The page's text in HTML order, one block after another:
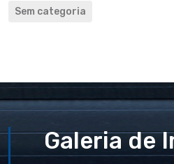
Sem categoria
Galeria de